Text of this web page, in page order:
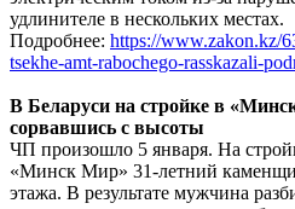
удлинителе в нескольких местах.
Подробнее: https://www.zakon.kz/
tsekhe-amt-rabochego-rasskazali-
В Беларуси на стройке в
сорвавшись с высоты
ЧП произошло 5 января. На
«Минск Мир» 31-летний
этажа. В результате мужчина